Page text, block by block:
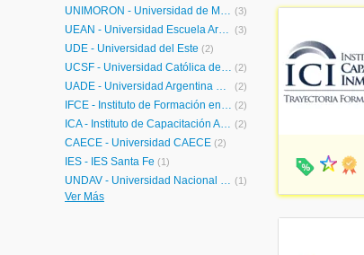
UNIMORÓN - Universidad de Morón (3)
UEAN - Universidad Escuela Argentina de Negocios (3)
UDE - Universidad del Este (2)
UCSF - Universidad Católica de Santa Fe (2)
UADE - Universidad Argentina de la Empresa (2)
IFCE - Instituto de Formación en Ciencias Empresariales (2)
ICA - Instituto de Capacitación Aduanera (2)
CAECE - Universidad CAECE (2)
IES - IES Santa Fe (1)
UNDAV - Universidad Nacional de Avellaneda (1)
Ver Más